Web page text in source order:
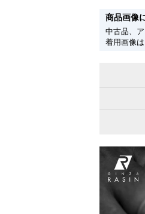
商品画像
中古品、
着用画像